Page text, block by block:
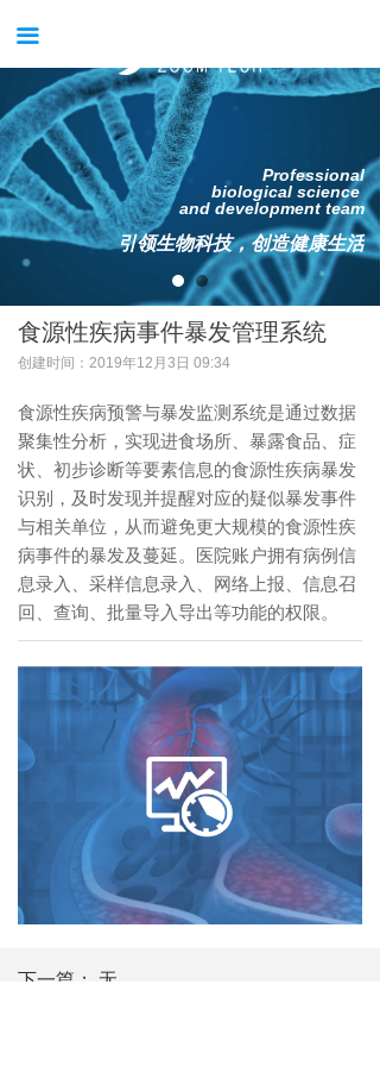
引领生物科技，创造健康生活
Professional
biological science
and development team
끀
首页
关于我们
新闻中心
产品中心
服务中心
获得支持
公司招聘
试用申请
食源性疾病事件暴发管理系统
创建时间： 2019年12月3日 09:34
食源性疾病预警与暴发监测系统是通过数据
聚集性分析，实现进食场所、暴露食品、症
状、初步诊断等要素信息的食源性疾病暴发
识别，及时发现并提醒对应的疑似暴发事件
与相关单位，从而避免更大规模的食源性疾
病事件的暴发及蔓延。医院账户拥有病例信
息录入、采样信息录入、网络上报、信息召
回、查询、批量导入导出等功能的权限。
下一篇： 无